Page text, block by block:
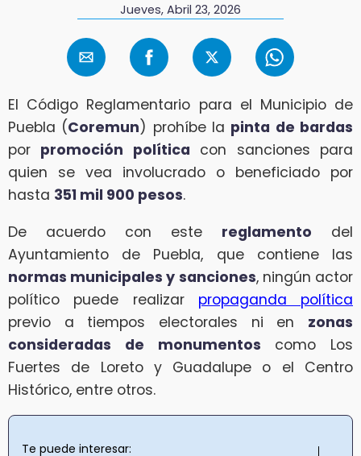
Jueves, Abril 23, 2026
El Código Reglamentario para el Municipio de
Puebla (Coremun) prohíbe la pinta de bardas
por promoción política con sanciones para
quien se vea involucrado o beneficiado por
hasta 351 mil 900 pesos.
De acuerdo con este reglamento del
Ayuntamiento de Puebla, que contiene las
normas municipales y sanciones, ningún actor
político puede realizar propaganda política
previo a tiempos electorales ni en zonas
consideradas de monumentos como Los
Fuertes de Loreto y Guadalupe o el Centro
Histórico, entre otros.
Te puede interesar: